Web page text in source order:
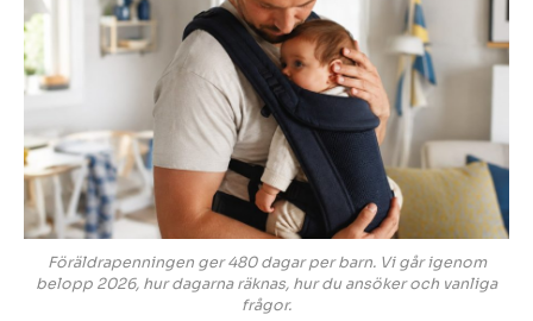
Föräldrapenningen ger 480 dagar per barn. Vi går igenom
belopp 2026, hur dagarna räknas, hur du ansöker och vanliga
frågor.